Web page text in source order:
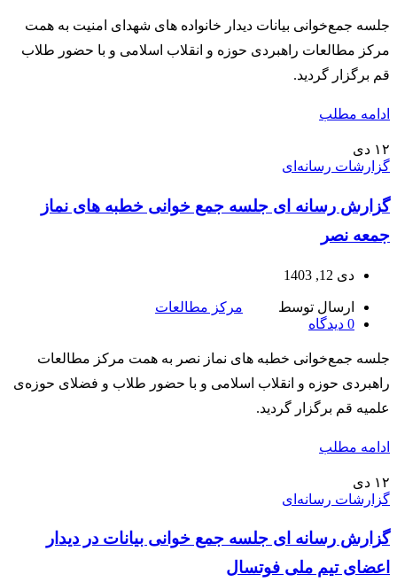
جلسه جمع‌خوانی بیانات دیدار خانواده های شهدای امنیت به همت
مرکز مطالعات راهبردی حوزه و انقلاب اسلامی و با حضور طلاب
قم برگزار گردید.
ادامه مطلب
۱۲ دی
گزارشات رسانه‌ای
گزارش رسانه ای جلسه جمع خوانی خطبه های نماز
جمعه نصر
دی 12, 1403
ارسال توسط
مرکز مطالعات
0 دیدگاه
جلسه جمع‌خوانی خطبه های نماز نصر به همت مرکز مطالعات
راهبردی حوزه و انقلاب اسلامی و با حضور طلاب و فضلای حوزه‌ی
علمیه قم برگزار گردید.
ادامه مطلب
۱۲ دی
گزارشات رسانه‌ای
گزارش رسانه ای جلسه جمع خوانی بیانات در دیدار
اعضای تیم ملی فوتسال